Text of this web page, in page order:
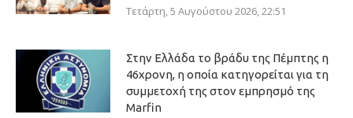
Τετάρτη, 5 Αυγούστου 2026, 22:51
Στην Ελλάδα το βράδυ της Πέμπτης η
46χρονη, η οποία κατηγορείται για τη
συμμετοχή της στον εμπρησμό της
Marfin